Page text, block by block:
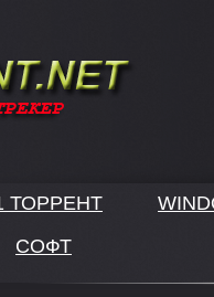
ТОРРЕНТ
СОФТ